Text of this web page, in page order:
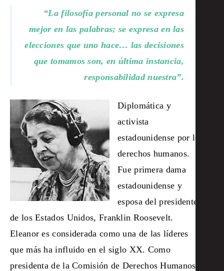
“La filosofía personal no se expresa
mejor en las palabras; se expresa en las
elecciones que uno hace… las decisiones
que tomamos son, en última instancia,
responsabilidad nuestra”.
Diplomática y
activista
estadounidense por los
derechos humanos.
Fue primera dama
estadounidense y
esposa del presidente
de los Estados Unidos, Franklin Roosevelt.
Eleanor es considerada como una de las líderes
que más ha influido en el siglo XX. Como
presidenta de la Comisión de Derechos Humanos